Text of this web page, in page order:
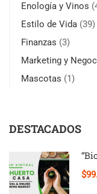
Enología y Vinos
Estilo de Vida (39)
Finanzas (3)
Marketing y
Mascotas (1)
DESTACADOS